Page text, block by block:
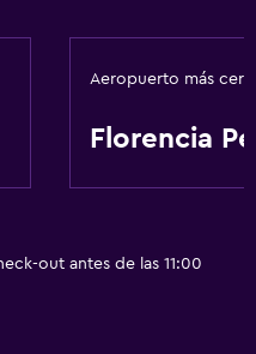
Aeropuerto más
Florencia
out antes de las 11:00